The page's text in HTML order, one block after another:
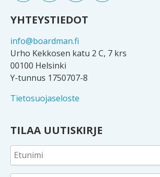
YHTEYSTIEDOT
info@boardman.fi
Urho Kekkosen katu 2 C, 7 krs
00100 Helsinki
Y-tunnus 1750707-8
Tietosuojaseloste
TILAA UUTISKIRJE